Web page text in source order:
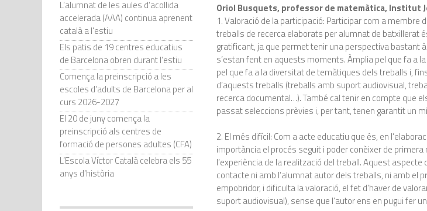
Oriol Busquets, professor de matemàtica, Institut
1. Valoració de la participació: Participar com a membre
treballs de recerca elaborats per alumnat de batxillerat
gratificant, ja que permet tenir una perspectiva bastant
s’estan fent en aquests moments. Àmplia pel que fa a
pel que fa a la diversitat de temàtiques dels treballs i,
d’aquests treballs (treballs amb suport audiovisual,
recerca documental…). També cal tenir en compte que
passat seleccions prèvies i, per tant, tenen garantit un
2. El més difícil: Com a acte educatiu que és, en
importància el procés seguit i poder conèixer de primera
l’experiència de la realització del treball. Aquest
contacte ni amb l’alumnat autor dels treballs, ni amb el
empobridor, i dificulta la valoració, el fet d’haver de
suport audiovisual), sense que l’autor ens en pugui fer
L’alumnat de les aules d’acollida
accelerada (AAA) continua aprenent
català a l'estiu
Els patis de 19 centres educatius
de Barcelona obren durant l’estiu
Comença la preinscripció a les
escoles d’adults de Barcelona per al
curs 2026-2027
El 20 de juny comença la
preinscripció als centres de
formació de persones adultes (CFA)
L’Escola Víctor Català celebra els 55
anys d’història